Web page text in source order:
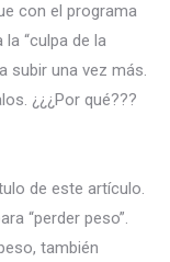
con el programa
“culpa de la
subir una vez más.
¿¿¿Por qué???
de este artículo.
“perder peso”.
también